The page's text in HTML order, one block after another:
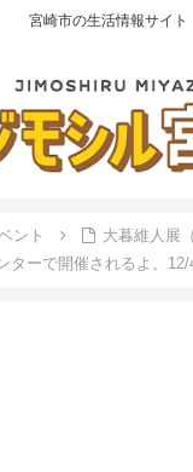
宮崎市の生活情報サイト
ント
大暮維人展
ターで開催されるよ。12/